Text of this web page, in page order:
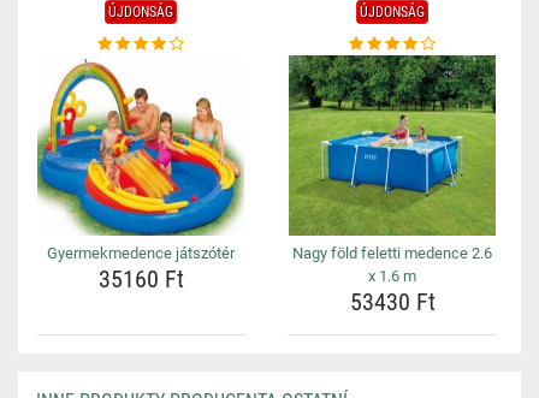
ÚJDONSÁG
Gyermekmedence játszótér
35160 Ft
ÚJDONSÁG
Nagy föld feletti medence 2.6
x 1.6 m
53430 Ft